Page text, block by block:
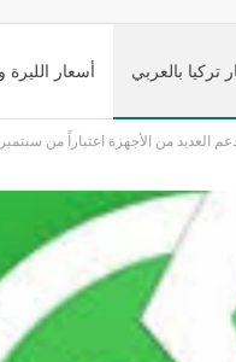
تركيا بالعربي أسعار الليرة
من الأجهزة اعتباراً من سبتمبر 2024- التفاصيل الكاملة